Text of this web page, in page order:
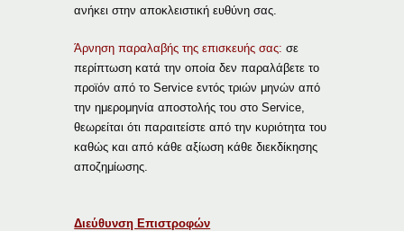
ανήκει στην αποκλειστική ευθύνη σας.
Άρνηση παραλαβής της επισκευής σας:σε
περίπτωση κατά την οποία δεν παραλάβετε το
προϊόν από το Service εντός τριών μηνών από
την ημερομηνία αποστολής του στο Service,
θεωρείται ότι παραιτείστε από την κυριότητα του
καθώς και από κάθε αξίωση κάθε διεκδίκησης
αποζημίωσης.
Διεύθυνση Επιστροφών